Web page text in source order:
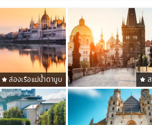
ล่องเรือแม่น้ำดานูบ